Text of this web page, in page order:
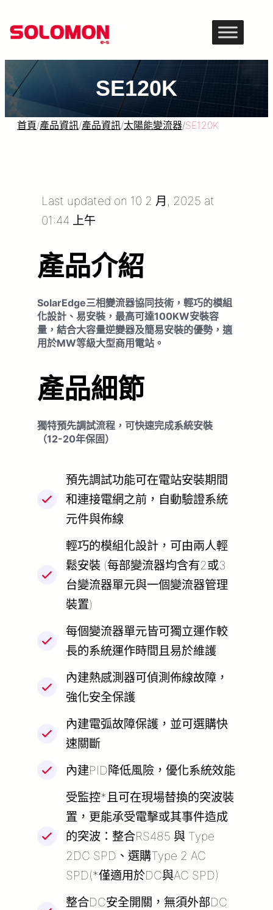
至
要
內
容
SE120K
首頁/產品資訊/產品資訊/太陽能變流器/SE120K
Last updated on 10 2 月, 2025 at
01:44 上午
產品介紹
SolarEdge三相變流器協同技術，輕巧的模組
化設計、易安裝，最高可達100KW安裝容
量，結合大容量逆變器及簡易安裝的優勢，適
用於MW等級大型商用電站。
產品細節
獨特預先調試流程，可快速完成系統安裝
（12-20年保固）
預先調試功能可在電站安裝期間
和連接電網之前，自動驗證系統
元件與佈線
輕巧的模組化設計，可由兩人輕
鬆安裝 (每部變流器均含有2或3
台變流器單元與一個變流器管理
裝置)
每個變流器單元皆可獨立運作較
長的系統運作時間且易於維護
內建熱感測器可偵測佈線故障，
強化安全保護
內建電弧故障保護，並可選購快
速關斷
內建PID降低風險，優化系統效能
受監控*且可在現場替換的突波裝
置，更能承受電擊或其事件造成
的突波：整合RS485 與 Type
2DC SPD、選購Type 2 AC
SPD(*僅適用於DC與AC SPD)
整合DC安全開關，無須外部DC